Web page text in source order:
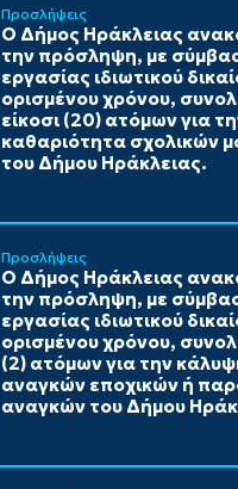
Προσλήψεις
Ο Δήμος Ηράκλειας
την πρόσληψη, με
εργασίας ιδιωτικού
ορισμένου χρόνου,
είκοσι (20) ατόμων για
καθαριότητα σχολικών
του Δήμου Ηράκλειας.
Προσλήψεις
Ο Δήμος Ηράκλειας
την πρόσληψη, με
εργασίας ιδιωτικού
ορισμένου χρόνου,
(2) ατόμων για την
αναγκών εποχικών ή
αναγκών του Δήμου